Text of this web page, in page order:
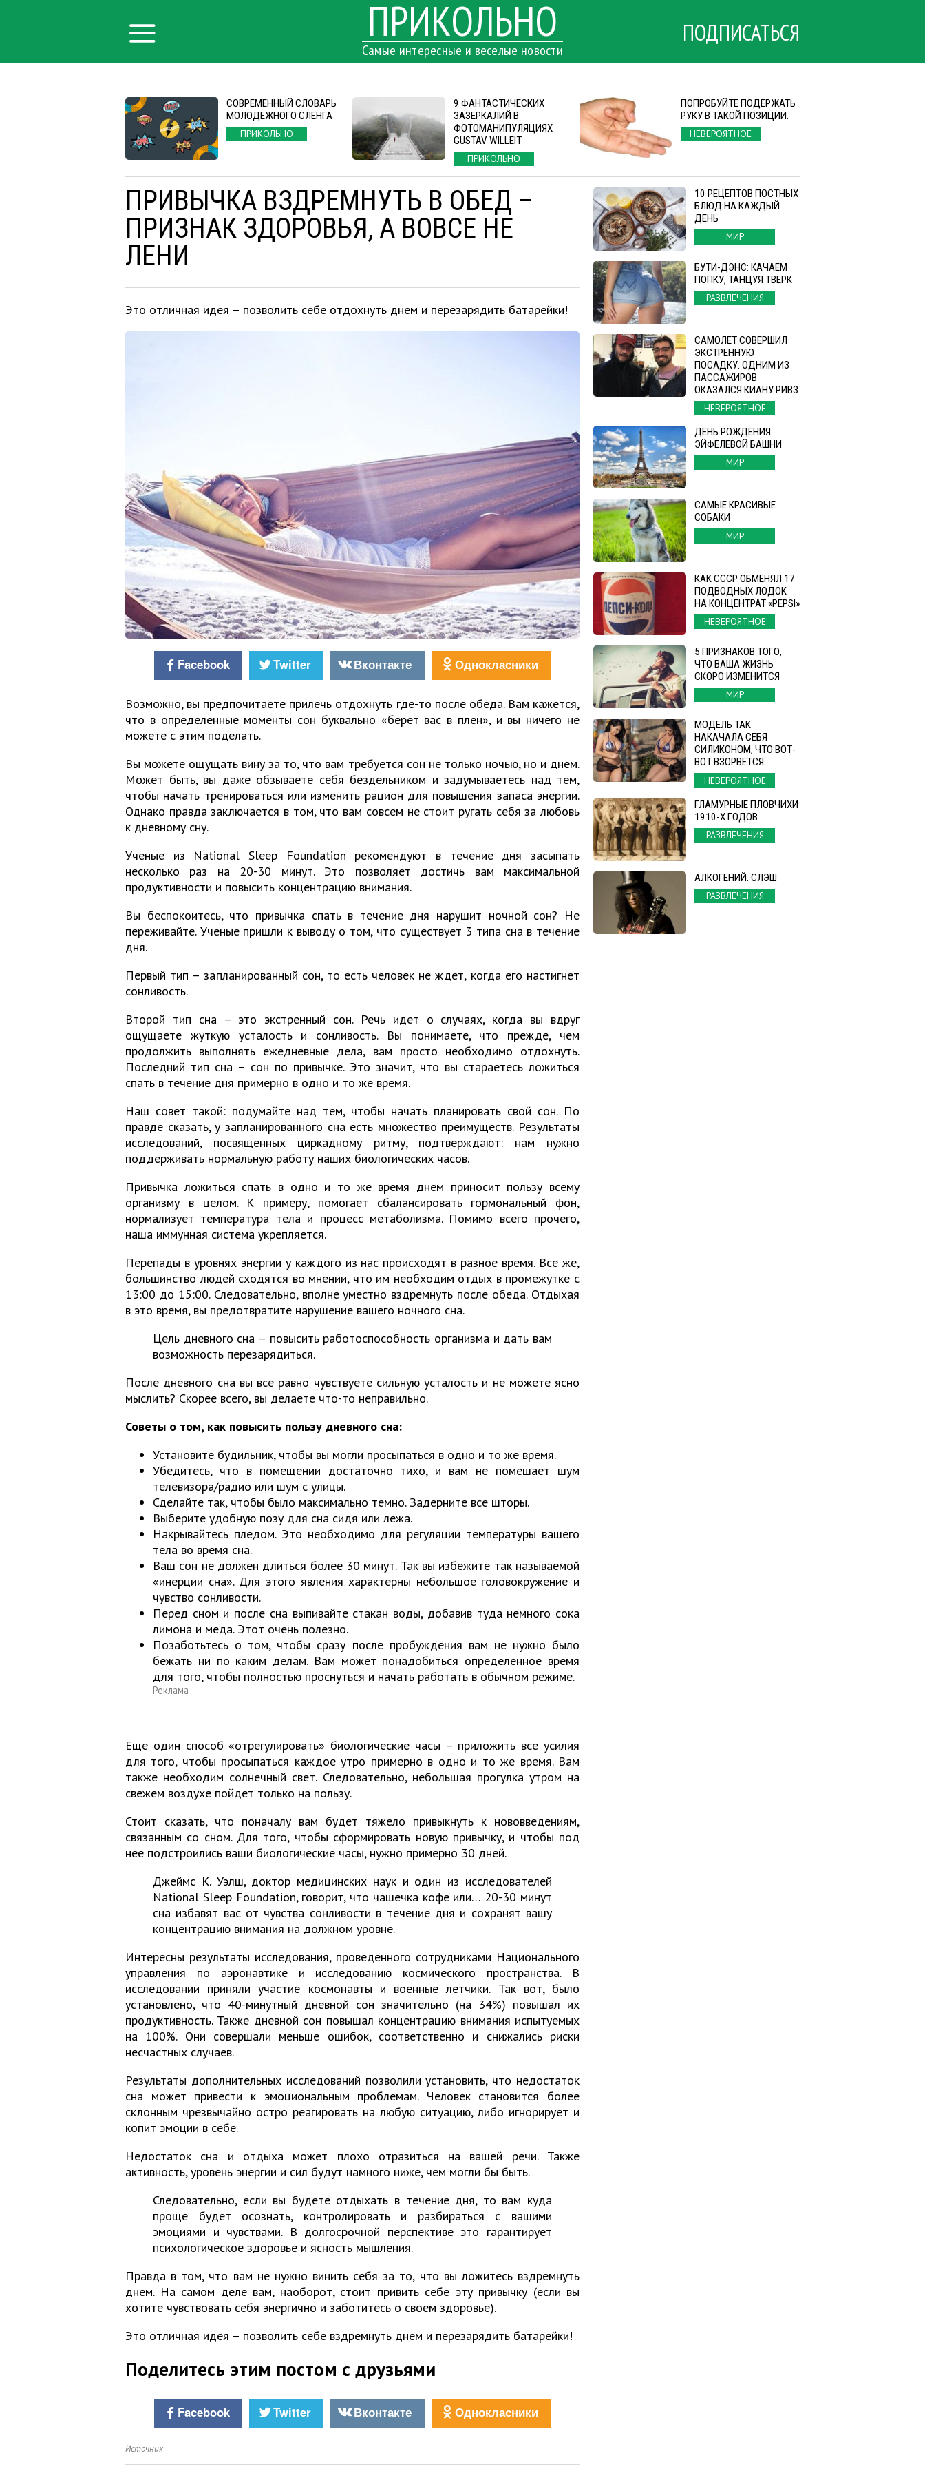
ПРИКОЛЬНО
Самые интересные и веселые новости
ПОДПИСАТЬСЯ
СОВРЕМЕННЫЙ СЛОВАРЬ
МОЛОДЕЖНОГО СЛЕНГА
ПРИКОЛЬНО
9 ФАНТАСТИЧЕСКИХ
ЗАЗЕРКАЛИЙ В
ФОТОМАНИПУЛЯЦИЯХ
GUSTAV WILLEIT
ПРИКОЛЬНО
ПОПРОБУЙТЕ ПОДЕРЖАТЬ
РУКУ В ТАКОЙ ПОЗИЦИИ.
НЕВЕРОЯТНОЕ
ПРИВЫЧКА ВЗДРЕМНУТЬ В ОБЕД –
ПРИЗНАК ЗДОРОВЬЯ, А ВОВСЕ НЕ
ЛЕНИ
Это отличная идея – позволить себе отдохнуть днем и перезарядить батарейки!
Facebook Twitter Вконтакте Однокласники
Возможно, вы предпочитаете прилечь отдохнуть где-то после обеда. Вам кажется,
что в определенные моменты сон буквально «берет вас в плен», и вы ничего не
можете с этим поделать.
Вы можете ощущать вину за то, что вам требуется сон не только ночью, но и днем.
Может быть, вы даже обзываете себя бездельником и задумываетесь над тем,
чтобы начать тренироваться или изменить рацион для повышения запаса энергии.
Однако правда заключается в том, что вам совсем не стоит ругать себя за любовь
к дневному сну.
Ученые из National Sleep Foundation рекомендуют в течение дня засыпать
несколько раз на 20-30 минут. Это позволяет достичь вам максимальной
продуктивности и повысить концентрацию внимания.
Вы беспокоитесь, что привычка спать в течение дня нарушит ночной сон? Не
переживайте. Ученые пришли к выводу о том, что существует 3 типа сна в течение
дня.
Первый тип – запланированный сон, то есть человек не ждет, когда его настигнет
сонливость.
Второй тип сна – это экстренный сон. Речь идет о случаях, когда вы вдруг
ощущаете жуткую усталость и сонливость. Вы понимаете, что прежде, чем
продолжить выполнять ежедневные дела, вам просто необходимо отдохнуть.
Последний тип сна – сон по привычке. Это значит, что вы стараетесь ложиться
спать в течение дня примерно в одно и то же время.
Наш совет такой: подумайте над тем, чтобы начать планировать свой сон. По
правде сказать, у запланированного сна есть множество преимуществ. Результаты
исследований, посвященных циркадному ритму, подтверждают: нам нужно
поддерживать нормальную работу наших биологических часов.
Привычка ложиться спать в одно и то же время днем приносит пользу всему
организму в целом. К примеру, помогает сбалансировать гормональный фон,
нормализует температура тела и процесс метаболизма. Помимо всего прочего,
наша иммунная система укрепляется.
Перепады в уровнях энергии у каждого из нас происходят в разное время. Все же,
большинство людей сходятся во мнении, что им необходим отдых в промежутке с
13:00 до 15:00. Следовательно, вполне уместно вздремнуть после обеда. Отдыхая
в это время, вы предотвратите нарушение вашего ночного сна.
Цель дневного сна – повысить работоспособность организма и дать вам
возможность перезарядиться.
После дневного сна вы все равно чувствуете сильную усталость и не можете ясно
мыслить? Скорее всего, вы делаете что-то неправильно.
Советы о том, как повысить пользу дневного сна:
Установите будильник, чтобы вы могли просыпаться в одно и то же время.
Убедитесь, что в помещении достаточно тихо, и вам не помешает шум
телевизора/радио или шум с улицы.
Сделайте так, чтобы было максимально темно. Задерните все шторы.
Выберите удобную позу для сна сидя или лежа.
Накрывайтесь пледом. Это необходимо для регуляции температуры вашего
тела во время сна.
Ваш сон не должен длиться более 30 минут. Так вы избежите так называемой
«инерции сна». Для этого явления характерны небольшое головокружение и
чувство сонливости.
Перед сном и после сна выпивайте стакан воды, добавив туда немного сока
лимона и меда. Этот очень полезно.
Позаботьтесь о том, чтобы сразу после пробуждения вам не нужно было
бежать ни по каким делам. Вам может понадобиться определенное время
для того, чтобы полностью проснуться и начать работать в обычном режиме.
Реклама
Еще один способ «отрегулировать» биологические часы – приложить все усилия
для того, чтобы просыпаться каждое утро примерно в одно и то же время. Вам
также необходим солнечный свет. Следовательно, небольшая прогулка утром на
свежем воздухе пойдет только на пользу.
Стоит сказать, что поначалу вам будет тяжело привыкнуть к нововведениям,
связанным со сном. Для того, чтобы сформировать новую привычку, и чтобы под
нее подстроились ваши биологические часы, нужно примерно 30 дней.
Джеймс К. Уэлш, доктор медицинских наук и один из исследователей
National Sleep Foundation, говорит, что чашечка кофе или… 20-30 минут
сна избавят вас от чувства сонливости в течение дня и сохранят вашу
концентрацию внимания на должном уровне.
Интересны результаты исследования, проведенного сотрудниками Национального
управления по аэронавтике и исследованию космического пространства. В
исследовании приняли участие космонавты и военные летчики. Так вот, было
установлено, что 40-минутный дневной сон значительно (на 34%) повышал их
продуктивность. Также дневной сон повышал концентрацию внимания испытуемых
на 100%. Они совершали меньше ошибок, соответственно и снижались риски
несчастных случаев.
Результаты дополнительных исследований позволили установить, что недостаток
сна может привести к эмоциональным проблемам. Человек становится более
склонным чрезвычайно остро реагировать на любую ситуацию, либо игнорирует и
копит эмоции в себе.
Недостаток сна и отдыха может плохо отразиться на вашей речи. Также
активность, уровень энергии и сил будут намного ниже, чем могли бы быть.
Следовательно, если вы будете отдыхать в течение дня, то вам куда
проще будет осознать, контролировать и разбираться с вашими
эмоциями и чувствами. В долгосрочной перспективе это гарантирует
психологическое здоровье и ясность мышления.
Правда в том, что вам не нужно винить себя за то, что вы ложитесь вздремнуть
днем. На самом деле вам, наоборот, стоит привить себе эту привычку (если вы
хотите чувствовать себя энергично и заботитесь о своем здоровье).
Это отличная идея – позволить себе вздремнуть днем и перезарядить батарейки!
Поделитесь этим постом с друзьями
Facebook Twitter Вконтакте Однокласники
Источник
10 РЕЦЕПТОВ ПОСТНЫХ
БЛЮД НА КАЖДЫЙ
ДЕНЬ
МИР
БУТИ-ДЭНС: КАЧАЕМ
ПОПКУ, ТАНЦУЯ ТВЕРК
РАЗВЛЕЧЕНИЯ
САМОЛЕТ СОВЕРШИЛ
ЭКСТРЕННУЮ
ПОСАДКУ. ОДНИМ ИЗ
ПАССАЖИРОВ
ОКАЗАЛСЯ КИАНУ РИВЗ
НЕВЕРОЯТНОЕ
ДЕНЬ РОЖДЕНИЯ
ЭЙФЕЛЕВОЙ БАШНИ
МИР
САМЫЕ КРАСИВЫЕ
СОБАКИ
МИР
КАК СССР ОБМЕНЯЛ 17
ПОДВОДНЫХ ЛОДОК
НА КОНЦЕНТРАТ «PEPSI»
НЕВЕРОЯТНОЕ
5 ПРИЗНАКОВ ТОГО,
ЧТО ВАША ЖИЗНЬ
СКОРО ИЗМЕНИТСЯ
МИР
МОДЕЛЬ ТАК
НАКАЧАЛА СЕБЯ
СИЛИКОНОМ, ЧТО ВОТ-
ВОТ ВЗОРВЕТСЯ
НЕВЕРОЯТНОЕ
ГЛАМУРНЫЕ ПЛОВЧИХИ
1910-Х ГОДОВ
РАЗВЛЕЧЕНИЯ
АЛКОГЕНИЙ: СЛЭШ
РАЗВЛЕЧЕНИЯ